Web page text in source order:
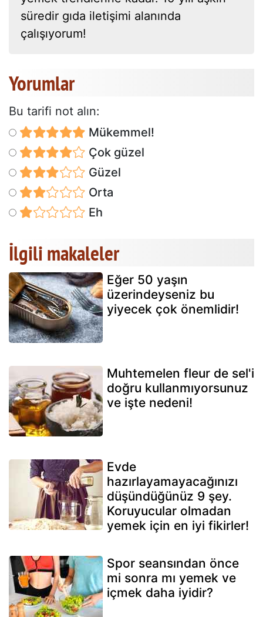
süredir gıda iletişimi alanında
çalışıyorum!
Yorumlar
Bu tarifi not alın:
Mükemmel!
Çok güzel
Güzel
Orta
Eh
İlgili makaleler
Eğer 50 yaşın
üzerindeyseniz bu
yiyecek çok önemlidir!
Muhtemelen fleur de sel'i
doğru kullanmıyorsunuz
ve işte nedeni!
Evde
hazırlayamayacağınızı
düşündüğünüz 9 şey.
Koruyucular olmadan
yemek için en iyi fikirler!
Spor seansından önce
mi sonra mı yemek ve
içmek daha iyidir?